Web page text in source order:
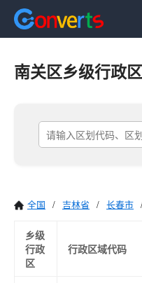
南关区乡级行政
全国 / 吉林省 / 长春市
乡级
行政
区
行政区域代码